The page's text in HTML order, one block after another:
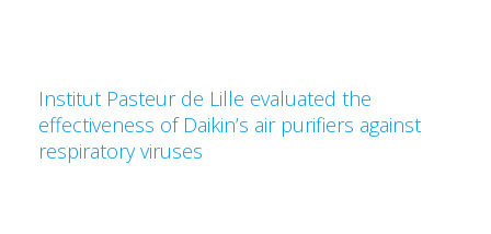
Institut Pasteur de Lille evaluated the
effectiveness of Daikin’s air purifiers against
respiratory viruses